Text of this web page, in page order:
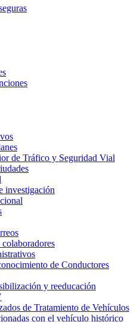
de Tráfico y Seguridad Vial
investigación
de Conductores
y reeducación
de Tratamiento de Vehículos
con el vehículo histórico